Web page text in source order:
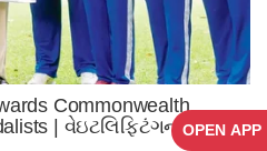
OPEN APP